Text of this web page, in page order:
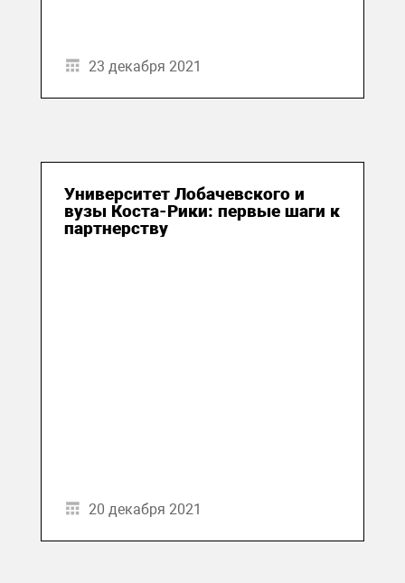
23 декабря 2021
Университет Лобачевского и
вузы Коста-Рики: первые шаги к
партнерству
20 декабря 2021